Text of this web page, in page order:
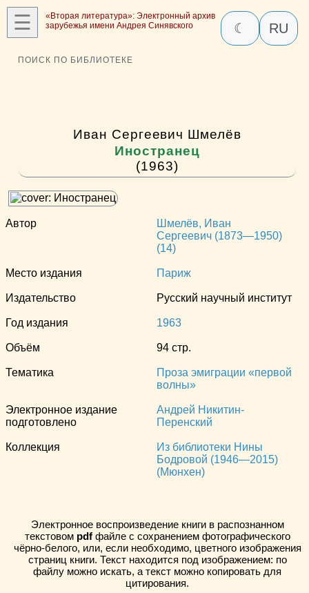
☰
«Вторая литература»: Электронный архив
зарубежья имени Андрея Синявского
☾ RU
ПОИСК ПО БИБЛИОТЕКЕ
Иван Сергеевич Шмелёв
Иностранец
(1963)
Автор
Шмелёв, Иван
Сергеевич (1873—1950)
(14)
Место издания Париж
Издательство Русский научный институт
Год издания 1963
Объём 94 стр.
Тематика
Проза эмиграции «первой
волны»
Электронное издание
подготовлено
Андрей Никитин-
Перенский
Коллекция
Из библиотеки Нины
Бодровой (1946—2015)
(Мюнхен)
Электронное воспроизведение книги в распознанном
текстовом pdfфайле с сохранением фотографического
чёрно-белого, или, если необходимо, цветного изображения
страниц книги. Текст находится под изображением: по
файлу можно искать, а текст можно копировать для
цитирования.